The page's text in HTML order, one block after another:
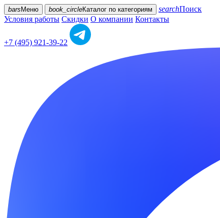
bars Меню book_circleКаталог по категориям searchПоиск
Условия работы Скидки О компании Контакты
+7 (495) 921-39-22